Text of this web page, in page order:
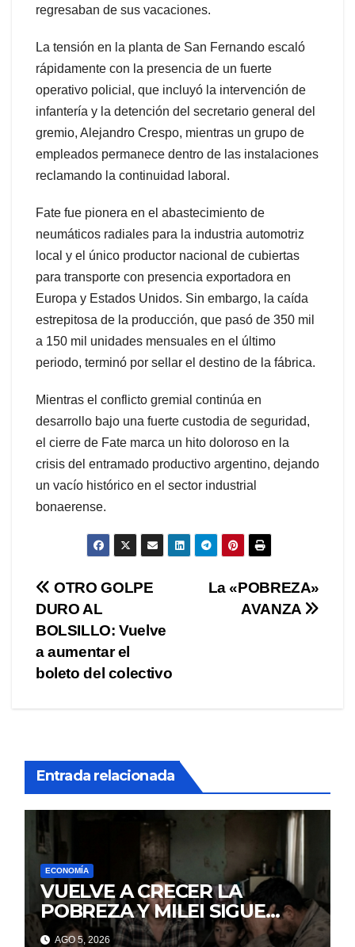
regresaban de sus vacaciones.
La tensión en la planta de San Fernando escaló
rápidamente con la presencia de un fuerte
operativo policial, que incluyó la intervención de
infantería y la detención del secretario general del
gremio, Alejandro Crespo, mientras un grupo de
empleados permanece dentro de las instalaciones
reclamando la continuidad laboral.
Fate fue pionera en el abastecimiento de
neumáticos radiales para la industria automotriz
local y el único productor nacional de cubiertas
para transporte con presencia exportadora en
Europa y Estados Unidos. Sin embargo, la caída
estrepitosa de la producción, que pasó de 350 mil
a 150 mil unidades mensuales en el último
periodo, terminó por sellar el destino de la fábrica.
Mientras el conflicto gremial continúa en
desarrollo bajo una fuerte custodia de seguridad,
el cierre de Fate marca un hito doloroso en la
crisis del entramado productivo argentino, dejando
un vacío histórico en el sector industrial
bonaerense.
Navegación
de
entradas
La «POBREZA»
AVANZA
OTRO GOLPE
DURO AL
BOLSILLO: Vuelve
a aumentar el
boleto del colectivo
Entrada relacionada
ECONOMÍA
VUELVE A CRECER LA
POBREZA Y MILEI SIGUE
MINTIENDO
AGO 5, 2026